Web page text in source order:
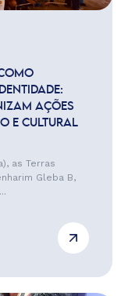
AÇÕES
E CULTURAL
as Terras
Gleba B,